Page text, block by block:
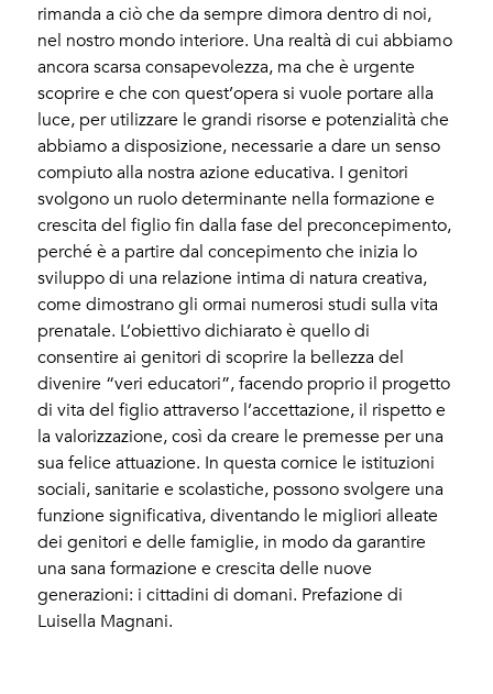
rimanda a ciò che da sempre dimora dentro di noi,
nel nostro mondo interiore. Una realtà di cui abbiamo
ancora scarsa consapevolezza, ma che è urgente
scoprire e che con quest’opera si vuole portare alla
luce, per utilizzare le grandi risorse e potenzialità che
abbiamo a disposizione, necessarie a dare un senso
compiuto alla nostra azione educativa. I genitori
svolgono un ruolo determinante nella formazione e
crescita del figlio fin dalla fase del preconcepimento,
perché è a partire dal concepimento che inizia lo
sviluppo di una relazione intima di natura creativa,
come dimostrano gli ormai numerosi studi sulla vita
prenatale. L’obiettivo dichiarato è quello di
consentire ai genitori di scoprire la bellezza del
divenire “veri educatori”, facendo proprio il progetto
di vita del figlio attraverso l’accettazione, il rispetto e
la valorizzazione, così da creare le premesse per una
sua felice attuazione. In questa cornice le istituzioni
sociali, sanitarie e scolastiche, possono svolgere una
funzione significativa, diventando le migliori alleate
dei genitori e delle famiglie, in modo da garantire
una sana formazione e crescita delle nuove
generazioni: i cittadini di domani. Prefazione di
Luisella Magnani.